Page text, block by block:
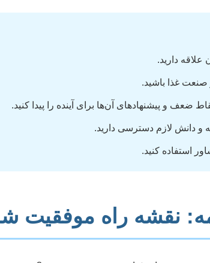
دارید.
غذا باشید.
و پیشنهادهای آن‌ها برای آینده را پیدا کنید.
و دانش لازم دسترسی دارید.
استفاده کنید.
نقشه راه موفقیت